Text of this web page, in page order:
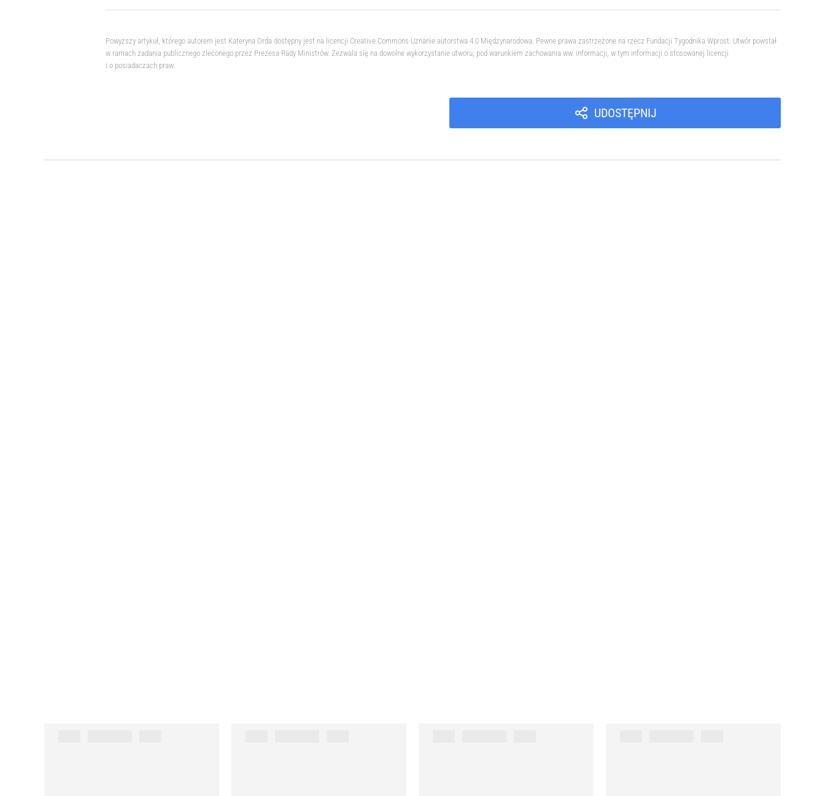
Powyższy artykuł, którego autorem jest Kateryna Orda dostępny jest na licencji Creative Commons Uznanie autorstwa 4.0 Międzynarodowa. Pewne prawa zastrzeżone na rzecz Fundacji Tygodnika Wprost. Utwór powstał
w ramach zadania publicznego zleconego przez Prezesa Rady Ministrów. Zezwala się na dowolne wykorzystanie utworu, pod warunkiem zachowania ww. informacji, w tym informacji o stosowanej licencji
i o posiadaczach praw.
UDOSTĘPNIJ